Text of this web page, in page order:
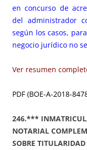
en concurso de
del administrador
según los casos,
negocio jurídico no
Ver resumen
PDF (BOE-A-2018-
246.***
NOTARIAL
SOBRE